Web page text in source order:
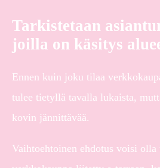
Tarkistetaan
joilla on käsitys
Ennen kuin joku tilaa
tulee tietyllä tavalla lukaista,
kovin jännittävää.
Vaihtoehtoinen ehdotus voisi olla